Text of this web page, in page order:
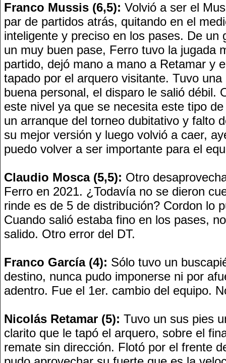
Franco Mussis (6,5): Volvió a ser el
par de partidos atrás, quitando en el
inteligente y preciso en los pases. De un
un muy buen pase, Ferro tuvo la jugada
partido, dejó mano a mano a Retamar y
tapado por el arquero visitante. Tuvo
buena personal, el disparo le salió débil.
este nivel ya que se necesita este tipo
un arranque del torneo dubitativo y falto
su mejor versión y luego volvió a caer,
puedo volver a ser importante para el
Claudio Mosca (5,5): Otro
Ferro en 2021. ¿Todavía no se dieron
rinde es de 5 de distribución? Cordon lo
Cuando salió estaba fino en los pases,
salido. Otro error del DT.
Franco García (4): Sólo tuvo un
destino, nunca pudo imponerse ni por
adentro. Fue el 1er. cambio del equipo.
Nicolás Retamar (5): Tuvo un sus pies
clarito que le tapó el arquero, sobre el
remate sin dirección. Flotó por el frente